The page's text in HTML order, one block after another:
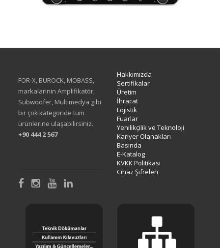
FOR-X, BUROCK, MOBASS,
markalarinin Amplifikatör,
Subwoofer, Multimedya gibi
bir çok kategoride tüm
ürünlerine ulaşabilirsiniz.
+90 444 2 567
Hakkımızda
Sertifikalar
Üretim
İhracat
Lojistik
Fuarlar
Yenilikçilik ve Teknoloji
Kariyer Olanakları
Basında
E-Katalog
KVKK Politikası
Cihaz Şifreleri